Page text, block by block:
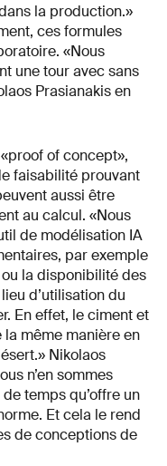
la production.»
ces formules
«Nous
une tour avec sans
Prasianakis en
of concept»,
faisabilité prouvant
aussi être
au calcul. «Nous
de modélisation IA
par exemple
la disponibilité des
d’utilisation du
En effet, le ciment et
même manière en
Nikolaos
n’en sommes
temps qu’offre un
Et cela le rend
de conceptions de